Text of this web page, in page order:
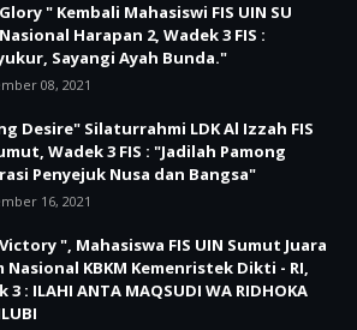
" Kembali Mahasiswi FIS UIN SU
Harapan 2, Wadek 3 FIS :
Sayangi Ayah Bunda."
08, 2021
Desire" Silaturrahmi LDK Al Izzah FIS
Wadek 3 FIS : "Jadilah Pamong
Penyejuk Nusa dan Bangsa"
16, 2021
", Mahasiswa FIS UIN Sumut Juara
Nasional KBKM Kemenristek Dikti - RI,
3 : ILAHI ANTA MAQSUDI WA RIDHOKA